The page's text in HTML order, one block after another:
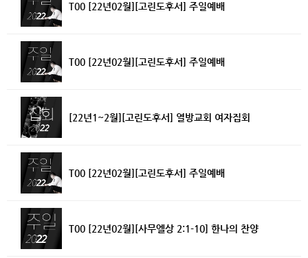
T00 [22년02월][고린도후서] 주일예배
T00 [22년02월][고린도후서] 주일예배
[22년1~2월][고린도후서] 열방교회 여자집회
T00 [22년02월][고린도후서] 주일예배
T00 [22년02월][사무엘상 2:1-10] 한나의 찬양